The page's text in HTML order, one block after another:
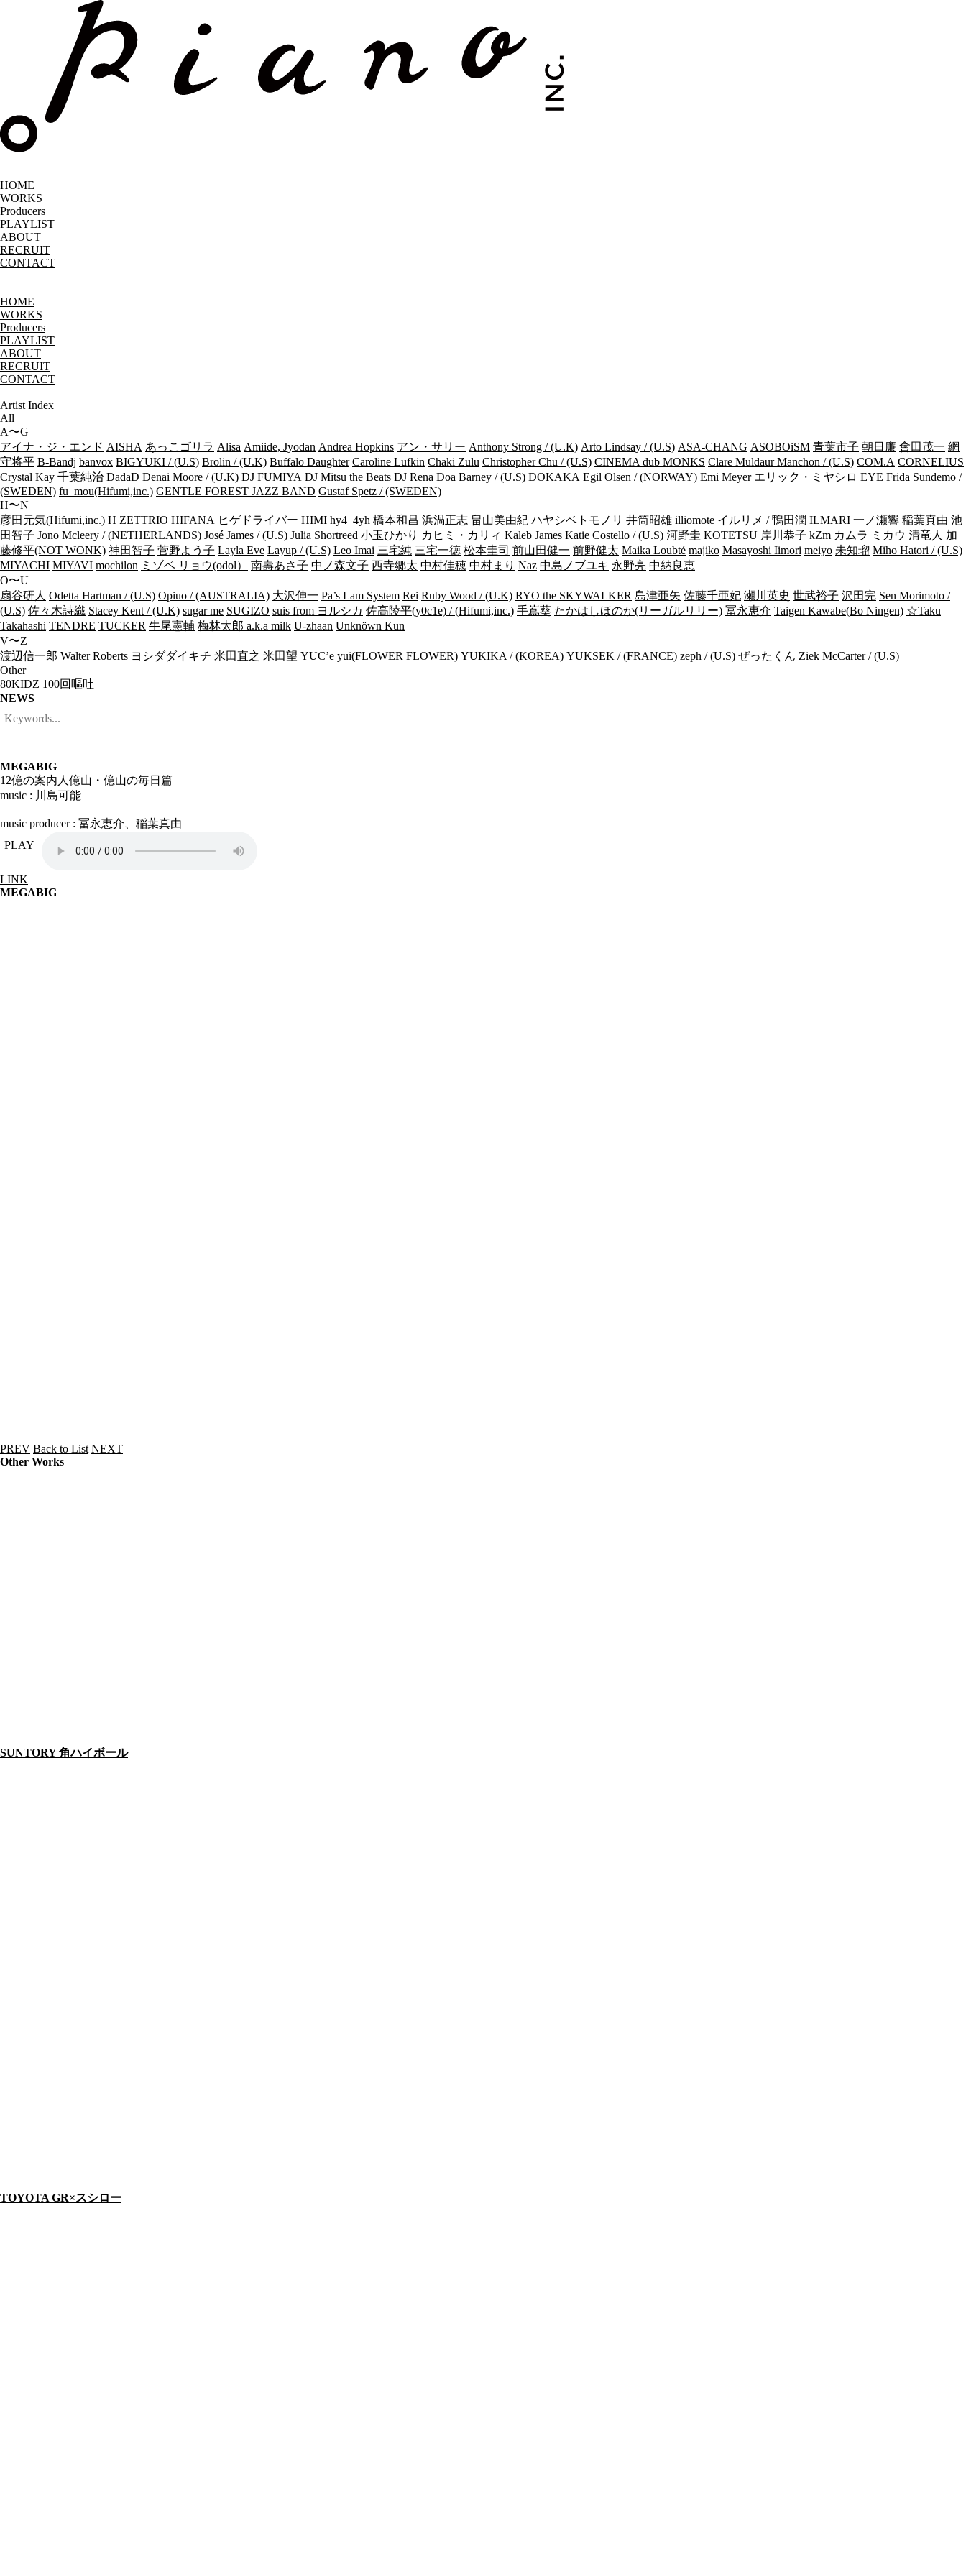
HOME
WORKS
Producers
PLAYLIST
ABOUT
RECRUIT
CONTACT
HOME
WORKS
Producers
PLAYLIST
ABOUT
RECRUIT
CONTACT
Artist Index
All
A〜G
アイナ・ジ・エンド AISHA あっこゴリラ Alisa Amiide, Jyodan Andrea Hopkins アン・サリー Anthony Strong / (U.K) Arto Lindsay / (U.S) ASA-CHANG ASOBOiSM 青葉市子 朝日廉 會田茂一 網
守将平 B-Bandj banvox BIGYUKI / (U.S) Brolin / (U.K) Buffalo Daughter Caroline Lufkin Chaki Zulu Christopher Chu / (U.S) CINEMA dub MONKS Clare Muldaur Manchon / (U.S) COM.A CORNELIUS
Crystal Kay 千葉純治 DadaD Denai Moore / (U.K) DJ FUMIYA DJ Mitsu the Beats DJ Rena Doa Barney / (U.S) DOKAKA Egil Olsen / (NORWAY) Emi Meyer エリック・ミヤシロ EYE Frida Sundemo /
(SWEDEN) fu_mou(Hifumi,inc.) GENTLE FOREST JAZZ BAND Gustaf Spetz / (SWEDEN)
H〜N
彦田元気(Hifumi,inc.) H ZETTRIO HIFANA ヒゲドライバー HIMI hy4_4yh 橋本和昌 浜渦正志 畠山美由紀 ハヤシベトモノリ 井筒昭雄 illiomote イルリメ / 鴨田潤 ILMARI 一ノ瀬響 稲葉真由 池
田智子 Jono Mcleery / (NETHERLANDS) José James / (U.S) Julia Shortreed 小玉ひかり カヒミ・カリィ Kaleb James Katie Costello / (U.S) 河野圭 KOTETSU 岸川恭子 kZm カムラ ミカウ 清竜人 加
藤修平(NOT WONK) 神田智子 菅野よう子 Layla Eve Layup / (U.S) Leo Imai 三宅純 三宅一徳 松本圭司 前山田健一 前野健太 Maika Loubté majiko Masayoshi Iimori meiyo 未知瑠 Miho Hatori / (U.S)
MIYACHI MIYAVI mochilon ミゾベ リョウ(odol） 南壽あさ子 中ノ森文子 西寺郷太 中村佳穂 中村まり Naz 中島ノブユキ 永野亮 中納良恵
O〜U
扇谷研人 Odetta Hartman / (U.S) Opiuo / (AUSTRALIA) 大沢伸一 Pa’s Lam System Rei Ruby Wood / (U.K) RYO the SKYWALKER 島津亜矢 佐藤千亜妃 瀬川英史 世武裕子 沢田完 Sen Morimoto /
(U.S) 佐々木詩織 Stacey Kent / (U.K) sugar me SUGIZO suis from ヨルシカ 佐高陵平(y0c1e) / (Hifumi,inc.) 手嶌葵 たかはしほのか(リーガルリリー) 冨永恵介 Taigen Kawabe(Bo Ningen) ☆Taku
Takahashi TENDRE TUCKER 牛尾憲輔 梅林太郎 a.k.a milk U-zhaan Unknöwn Kun
V〜Z
渡辺信一郎 Walter Roberts ヨシダダイキチ 米田直之 米田望 YUC’e yui(FLOWER FLOWER) YUKIKA / (KOREA) YUKSEK / (FRANCE) zeph / (U.S) ぜったくん Ziek McCarter / (U.S)
Other
80KIDZ 100回嘔吐
NEWS
MEGABIG
12億の案内人億山・億山の毎日篇
music : 川島可能
music producer : 冨永恵介、稲葉真由
PLAY
LINK
MEGABIG
PREV Back to List NEXT
Other Works
SUNTORY 角ハイボール
TOYOTA GR×スシロー